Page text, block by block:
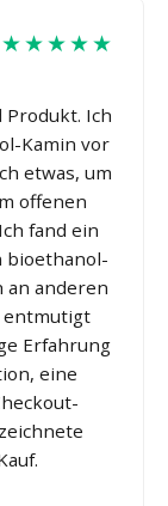
★★★★★
Produkt. Ich
Kamin vor
etwas, um
offenen
fand ein
bioethanol-
an anderen
entmutigt
Erfahrung
eine